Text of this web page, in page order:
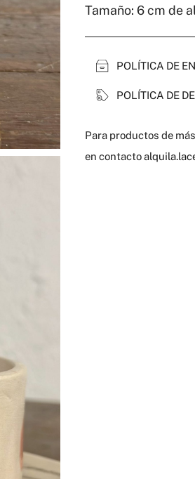
Tamaño: 6 cm de
POLÍTICA DE
POLÍTICA DE
Para productos de
en contacto